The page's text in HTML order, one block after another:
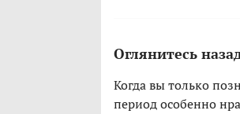
Оглянитесь
Когда вы только
период особенно